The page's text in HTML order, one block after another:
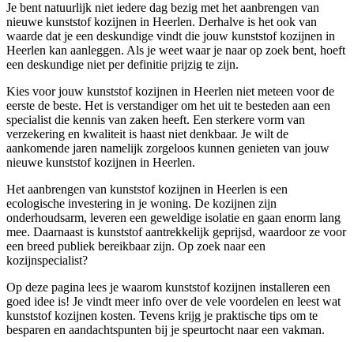
Je bent natuurlijk niet iedere dag bezig met het aanbrengen van
nieuwe kunststof kozijnen in Heerlen. Derhalve is het ook van
waarde dat je een deskundige vindt die jouw kunststof kozijnen in
Heerlen kan aanleggen. Als je weet waar je naar op zoek bent, hoeft
een deskundige niet per definitie prijzig te zijn.
Kies voor jouw kunststof kozijnen in Heerlen niet meteen voor de
eerste de beste. Het is verstandiger om het uit te besteden aan een
specialist die kennis van zaken heeft. Een sterkere vorm van
verzekering en kwaliteit is haast niet denkbaar. Je wilt de
aankomende jaren namelijk zorgeloos kunnen genieten van jouw
nieuwe kunststof kozijnen in Heerlen.
Het aanbrengen van kunststof kozijnen in Heerlen is een
ecologische investering in je woning. De kozijnen zijn
onderhoudsarm, leveren een geweldige isolatie en gaan enorm lang
mee. Daarnaast is kunststof aantrekkelijk geprijsd, waardoor ze voor
een breed publiek bereikbaar zijn. Op zoek naar een
kozijnspecialist?
Op deze pagina lees je waarom kunststof kozijnen installeren een
goed idee is! Je vindt meer info over de vele voordelen en leest wat
kunststof kozijnen kosten. Tevens krijg je praktische tips om te
besparen en aandachtspunten bij je speurtocht naar een vakman.